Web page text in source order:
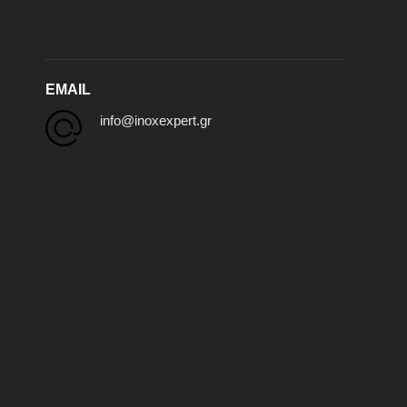
EMAIL
info@inoxexpert.gr